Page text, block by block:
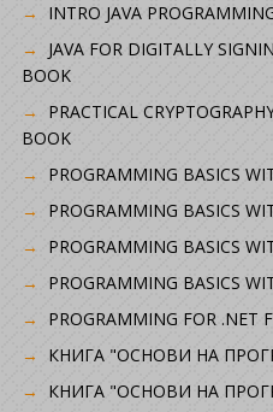
INTRO JAVA
JAVA FOR DIGITALLY
BOOK
PRACTICAL
BOOK
PROGRAMMING BASICS
PROGRAMMING BASICS
PROGRAMMING BASICS
PROGRAMMING BASICS
PROGRAMMING FOR .NET
КНИГА "ОСНОВИ НА
КНИГА "ОСНОВИ НА